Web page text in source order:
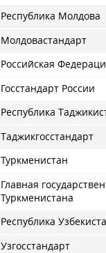
Республика Молдова
Молдовастандарт
Российская
Госстандарт России
Республика
Таджикгосстандарт
Туркменистан
Главная
Туркменистана
Республика
Узгосстандарт